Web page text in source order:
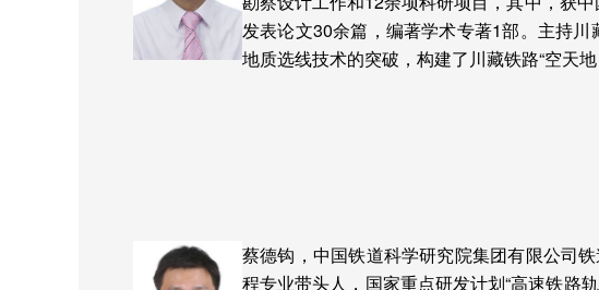
发表论文30余篇，编著学术专著1部。主持川
地质选线技术的突破，构建了川藏铁路“空天地
蔡德钩，中国铁道科学研究院集团有限公司
程专业带头人，国家重点研发计划“高速铁路